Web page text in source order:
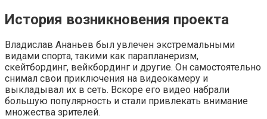
История возникновения проекта
Владислав Ананьев был увлечен экстремальными
видами спорта, такими как парапланеризм,
скейтбординг, вейкбординг и другие. Он самостоятельно
снимал свои приключения на видеокамеру и
выкладывал их в сеть. Вскоре его видео набрали
большую популярность и стали привлекать внимание
множества зрителей.